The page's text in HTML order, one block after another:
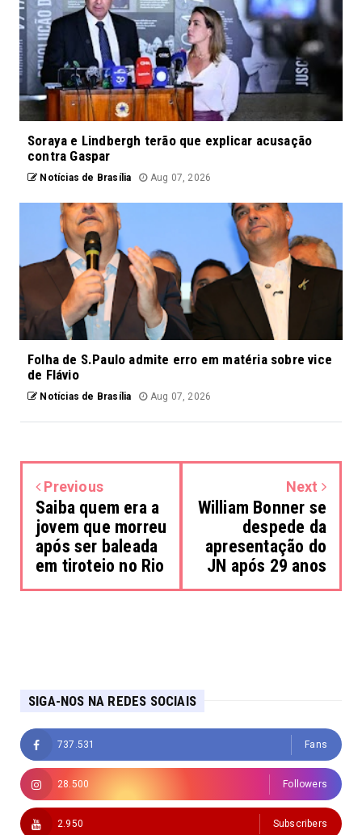
Soraya e Lindbergh terão que explicar acusação
contra Gaspar
Notícias de Brasília Aug 07, 2026
Folha de S.Paulo admite erro em matéria sobre vice
de Flávio
Notícias de Brasília Aug 07, 2026
Previous
Saiba quem era a
jovem que morreu
após ser baleada
em tiroteio no Rio
Next
William Bonner se
despede da
apresentação do
JN após 29 anos
SIGA-NOS NA REDES SOCIAIS
737.531 Fans
28.500 Followers
2.950 Subscribers